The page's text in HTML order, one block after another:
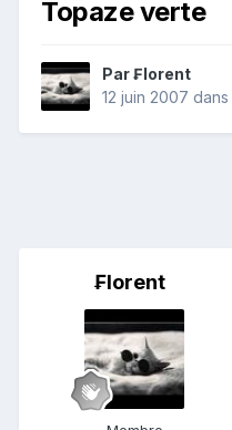
Topaze verte
Par₣lorent
12 juin 2007 dans
₣lorent